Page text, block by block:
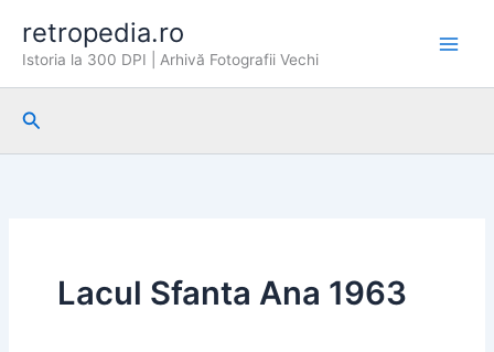
content
retropedia.ro
Istoria la 300 DPI | Arhivă Fotografii Vechi
Search
Lacul Sfanta Ana 1963